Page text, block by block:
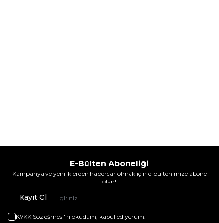
E-Bülten Aboneliği
Kampanya ve yeniliklerden haberdar olmak için e-bültenimize abone
olun!
Kayıt Ol
KVKK Sözleşmesi'ni okudum, kabul ediyorum.